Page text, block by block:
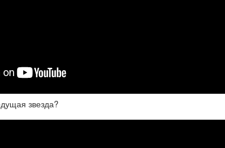
звезда?